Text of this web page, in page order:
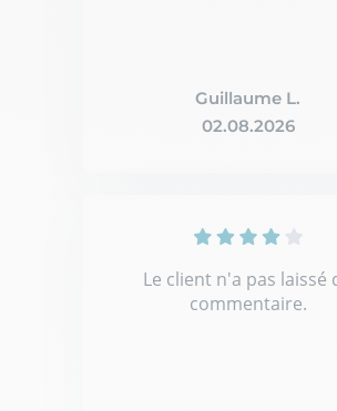
Guillaume L.
02.08.2026
Le client n'a pas laissé
commentaire.